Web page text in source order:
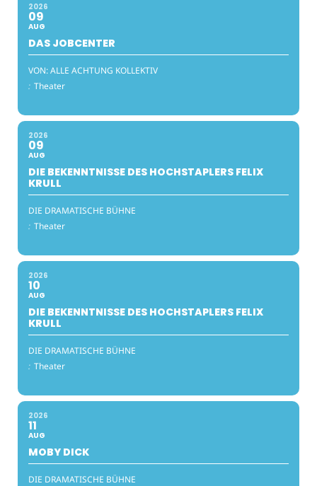
2026
09
AUG
DAS JOBCENTER
VON: ALLE ACHTUNG KOLLEKTIV
: Theater
2026
09
AUG
DIE BEKENNTNISSE DES HOCHSTAPLERS FELIX
KRULL
DIE DRAMATISCHE BÜHNE
: Theater
2026
10
AUG
DIE BEKENNTNISSE DES HOCHSTAPLERS FELIX
KRULL
DIE DRAMATISCHE BÜHNE
: Theater
2026
11
AUG
MOBY DICK
DIE DRAMATISCHE BÜHNE